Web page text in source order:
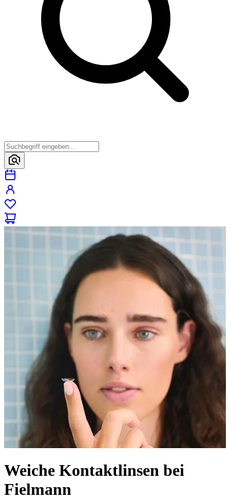
Weiche Kontaktlinsen bei
Fielmann